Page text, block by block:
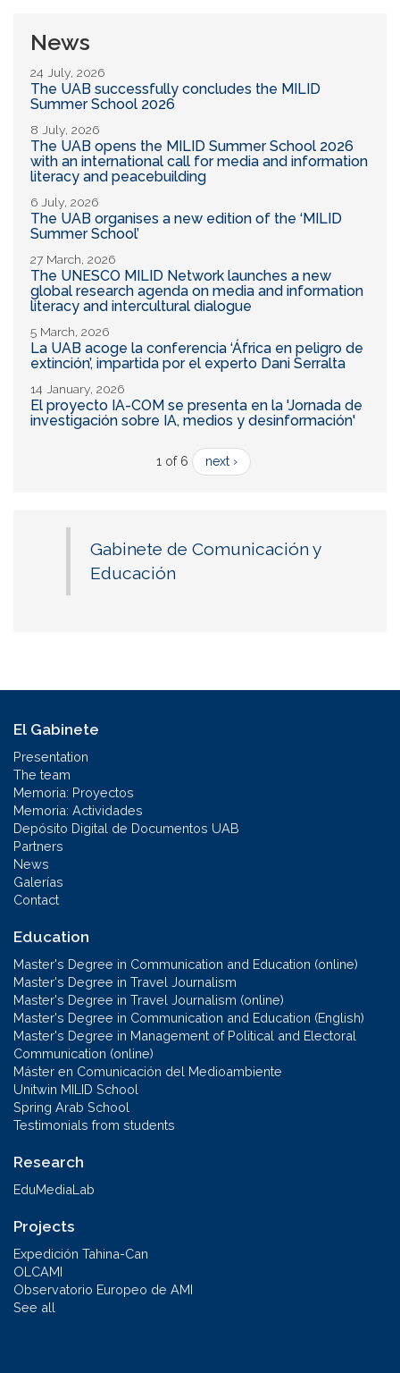
News
24 July, 2026
The UAB successfully concludes the MILID
Summer School 2026
8 July, 2026
The UAB opens the MILID Summer School 2026
with an international call for media and information
literacy and peacebuilding
6 July, 2026
The UAB organises a new edition of the ‘MILID
Summer School’
27 March, 2026
The UNESCO MILID Network launches a new
global research agenda on media and information
literacy and intercultural dialogue
5 March, 2026
La UAB acoge la conferencia ‘África en peligro de
extinción’, impartida por el experto Dani Serralta
14 January, 2026
El proyecto IA-COM se presenta en la 'Jornada de
investigación sobre IA, medios y desinformación'
1 of 6 next ›
Gabinete de Comunicación y
Educación
El Gabinete
Presentation
The team
Memoria: Proyectos
Memoria: Actividades
Depósito Digital de Documentos UAB
Partners
News
Galerías
Contact
Education
Master's Degree in Communication and Education (online)
Master's Degree in Travel Journalism
Master's Degree in Travel Journalism (online)
Master's Degree in Communication and Education (English)
Master's Degree in Management of Political and Electoral
Communication (online)
Máster en Comunicación del Medioambiente
Unitwin MILID School
Spring Arab School
Testimonials from students
Research
EduMediaLab
Projects
Expedición Tahina-Can
OLCAMI
Observatorio Europeo de AMI
See all